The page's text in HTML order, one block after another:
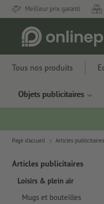
Meilleur prix garanti
Tous nos produits
Objets publicitaires
Page d'accueil Articles publicitaires
Articles publicitaires
Loisirs & plein air
Mugs et bouteilles